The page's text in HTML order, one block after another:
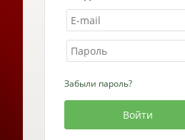
Забыли пароль?